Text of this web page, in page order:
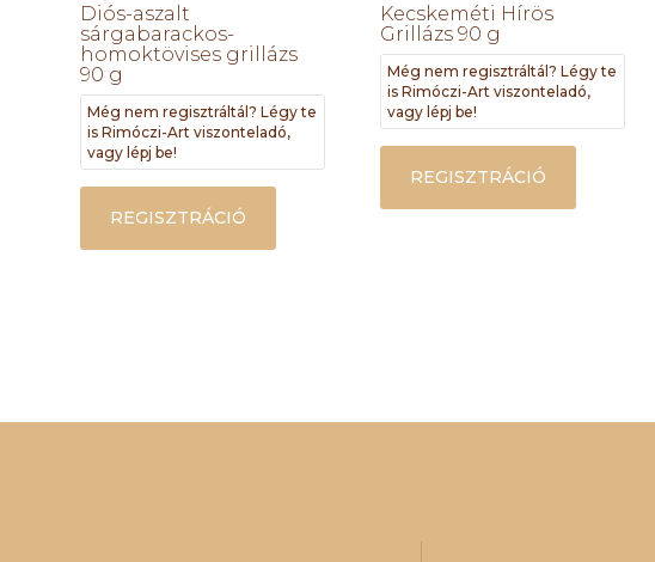
Diós-aszalt
sárgabarackos-
homoktövises grillázs
90 g
Még nem regisztráltál? Légy te
is Rimóczi-Art viszonteladó,
vagy lépj be!
REGISZTRÁCIÓ
Kecskeméti Hírös
Grillázs 90 g
Még nem regisztráltál? Légy te
is Rimóczi-Art viszonteladó,
vagy lépj be!
REGISZTRÁCIÓ